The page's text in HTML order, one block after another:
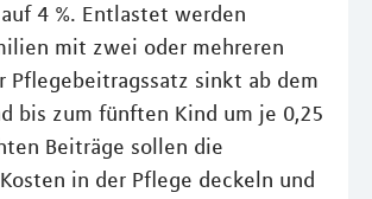
4 %. Entlastet werden
mit zwei oder mehreren
Pflegebeitragssatz sinkt ab dem
bis zum fünften Kind um je 0,25
Beiträge sollen die
in der Pflege deckeln und